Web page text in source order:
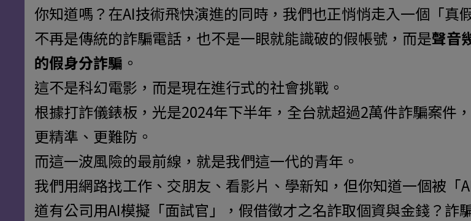
你知道嗎？在AI技術飛快演進的同時，我們也正悄悄走入一個「真
不再是傳統的詐騙電話，也不是一眼就能識破的假帳號，而是聲音
的假身分詐騙 。
這不是科幻電影，而是現在進行式的社會挑戰。
根據打詐儀錶板，光是2024年下半年，全台就超過2萬件詐騙案件
更精準、更難防。
而這一波風險的最前線，就是我們這一代的青年。
我們用網路找工作、交朋友、看影片、學新知，但你知道一個被
道有公司用AI模擬「面試官」，假借徵才之名詐取個資與金錢？